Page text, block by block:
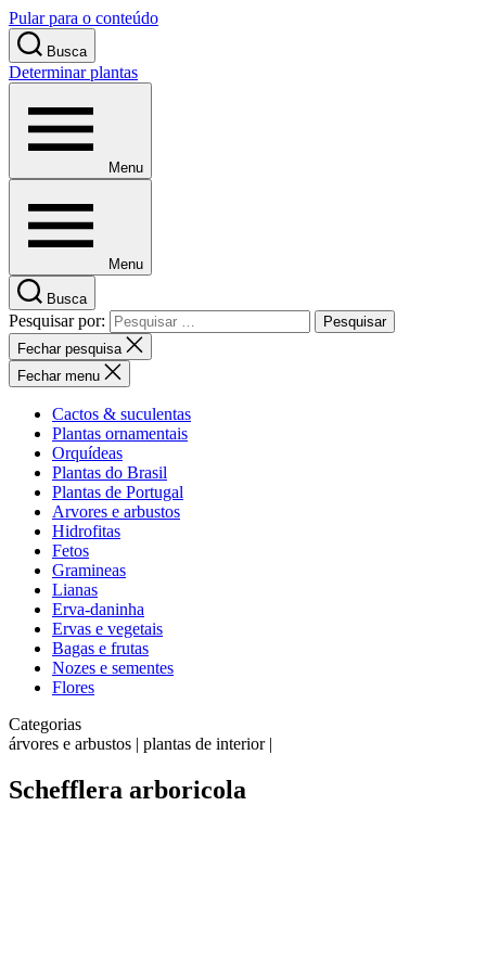
Pular para o conteúdo
Busca
Determinar plantas
Menu
Menu
Busca
Pesquisar por:
Fechar pesquisa
Fechar menu
Cactos & suculentas
Plantas ornamentais
Orquídeas
Plantas do Brasil
Plantas de Portugal
Arvores e arbustos
Hidrofitas
Fetos
Gramineas
Lianas
Erva-daninha
Ervas e vegetais
Bagas e frutas
Nozes e sementes
Flores
Categorias
árvores e arbustos | plantas de interior |
Schefflera arboricola